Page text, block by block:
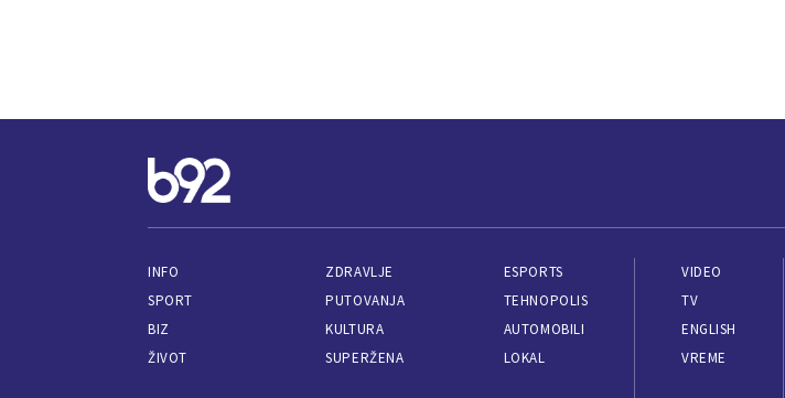
INFO
SPORT
BIZ
ŽIVOT
ZDRAVLJE
PUTOVANJA
KULTURA
SUPERŽENA
ESPORTS
TEHNOPOLIS
AUTOMOBILI
LOKAL
VIDEO
TV
ENGLISH
VREME